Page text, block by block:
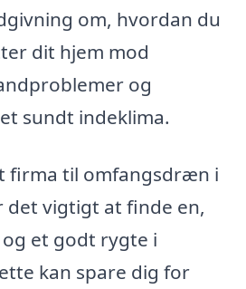
om, hvordan du
dit hjem mod
og
sundt indeklima.
firma til omfangsdræn i
det vigtigt at finde en,
et godt rygte i
kan spare dig for